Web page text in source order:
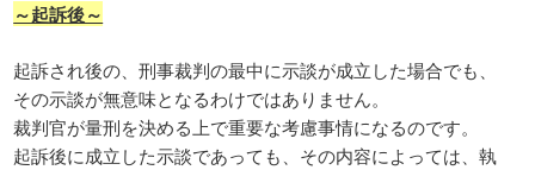
～起訴後～
起訴され後の、刑事裁判の最中に示談が成立した場合でも、
その示談が無意味となるわけではありません。
裁判官が量刑を決める上で重要な考慮事情になるのです。
起訴後に成立した示談であっても、その内容によっては、執